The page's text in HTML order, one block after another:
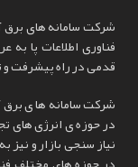
شرکت سامانه های
فناوری اطلاعات پا
قدمی در راه پیشرفت و
در حوزه ی انرژی های
نیاز سنجی بازار و نیز